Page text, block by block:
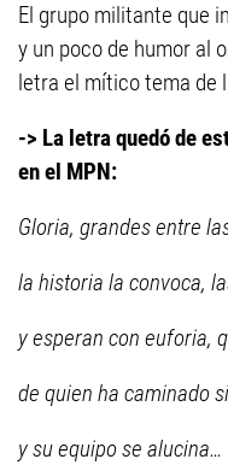
El grupo militante que
y un poco de humor al
letra el mítico tema de
-> La letra quedó de
en el MPN:
Gloria, grandes entre
la historia la convoca,
y esperan con euforia,
de quien ha caminado
y su equipo se alucina…